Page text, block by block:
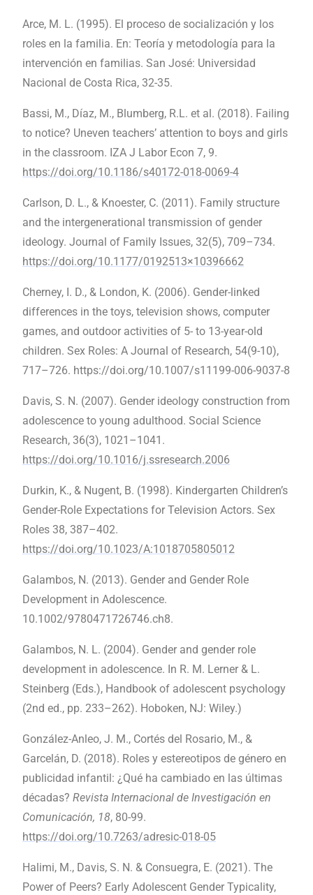
Arce, M. L. (1995). El proceso de socialización y los
roles en la familia. En: Teoría y metodología para la
intervención en familias. San José: Universidad
Nacional de Costa Rica, 32-35.
Bassi, M., Díaz, M., Blumberg, R.L. et al. (2018). Failing
to notice? Uneven teachers’ attention to boys and girls
in the classroom. IZA J Labor Econ 7, 9.
https://doi.org/10.1186/s40172-018-0069-4
Carlson, D. L., & Knoester, C. (2011). Family structure
and the intergenerational transmission of gender
ideology. Journal of Family Issues, 32(5), 709–734.
https://doi.org/10.1177/0192513×10396662
Cherney, I. D., & London, K. (2006). Gender-linked
differences in the toys, television shows, computer
games, and outdoor activities of 5- to 13-year-old
children. Sex Roles: A Journal of Research, 54(9-10),
717–726. https://doi.org/10.1007/s11199-006-9037-8
Davis, S. N. (2007). Gender ideology construction from
adolescence to young adulthood. Social Science
Research, 36(3), 1021–1041.
https://doi.org/10.1016/j.ssresearch.2006
Durkin, K., & Nugent, B. (1998). Kindergarten Children’s
Gender-Role Expectations for Television Actors. Sex
Roles 38, 387–402.
https://doi.org/10.1023/A:1018705805012
Galambos, N. (2013). Gender and Gender Role
Development in Adolescence.
10.1002/9780471726746.ch8.
Galambos, N. L. (2004). Gender and gender role
development in adolescence. In R. M. Lerner & L.
Steinberg (Eds.), Handbook of adolescent psychology
(2nd ed., pp. 233–262). Hoboken, NJ: Wiley.)
González-Anleo, J. M., Cortés del Rosario, M., &
Garcelán, D. (2018). Roles y estereotipos de género en
publicidad infantil: ¿Qué ha cambiado en las últimas
décadas? Revista Internacional de Investigación en
Comunicación, 18, 80-99.
https://doi.org/10.7263/adresic-018-05
Halimi, M., Davis, S. N. & Consuegra, E. (2021). The
Power of Peers? Early Adolescent Gender Typicality,